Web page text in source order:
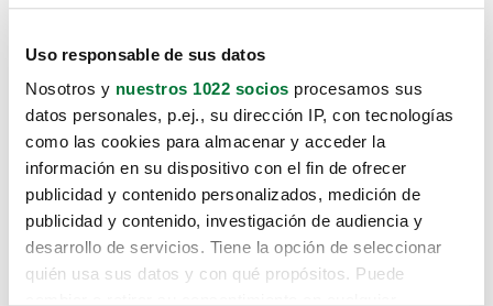
Uso responsable de sus datos
Nosotros y nuestros 1022 socios procesamos sus
datos personales, p.ej., su dirección IP, con tecnologías
como las cookies para almacenar y acceder la
información en su dispositivo con el fin de ofrecer
publicidad y contenido personalizados, medición de
publicidad y contenido, investigación de audiencia y
desarrollo de servicios. Tiene la opción de seleccionar
quién usa sus datos y con qué propósitos. Puede
Lo sentimos, no sabemos como
te hemos traido hasta aquí.
Pero puedes encontrar el coche que estás
buscando en alguno de estos enlaces: